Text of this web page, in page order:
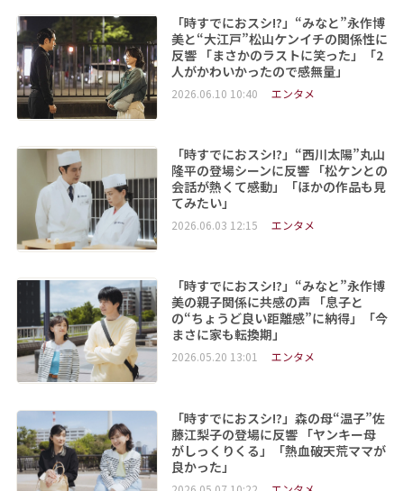
「時すでにおスシ!?」“みなと”永作博
美と“大江戸”松山ケンイチの関係性に
反響 「まさかのラストに笑った」「2
人がかわいかったので感無量」
2026.06.10 10:40 エンタメ
「時すでにおスシ!?」“西川太陽”丸山
隆平の登場シーンに反響 「松ケンとの
会話が熱くて感動」「ほかの作品も見
てみたい」
2026.06.03 12:15 エンタメ
「時すでにおスシ!?」“みなと”永作博
美の親子関係に共感の声 「息子と
の“ちょうど良い距離感”に納得」「今
まさに家も転換期」
2026.05.20 13:01 エンタメ
「時すでにおスシ!?」森の母“温子”佐
藤江梨子の登場に反響 「ヤンキー母
がしっくりくる」「熱血破天荒ママが
良かった」